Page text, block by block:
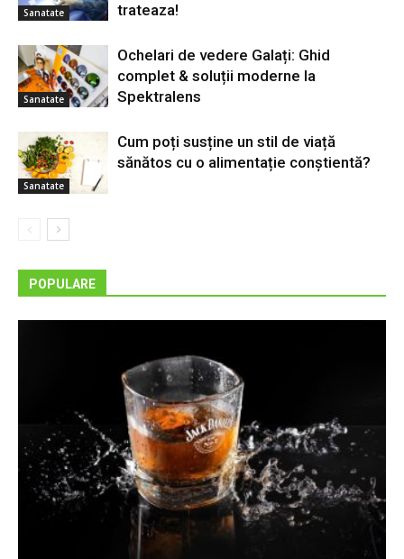
Sanatate
trateaza!
Sanatate
Ochelari de vedere Galați: Ghid
complet & soluții moderne la
Spektralens
Sanatate
Cum poți susține un stil de viață
sănătos cu o alimentație conștientă?
POPULARE